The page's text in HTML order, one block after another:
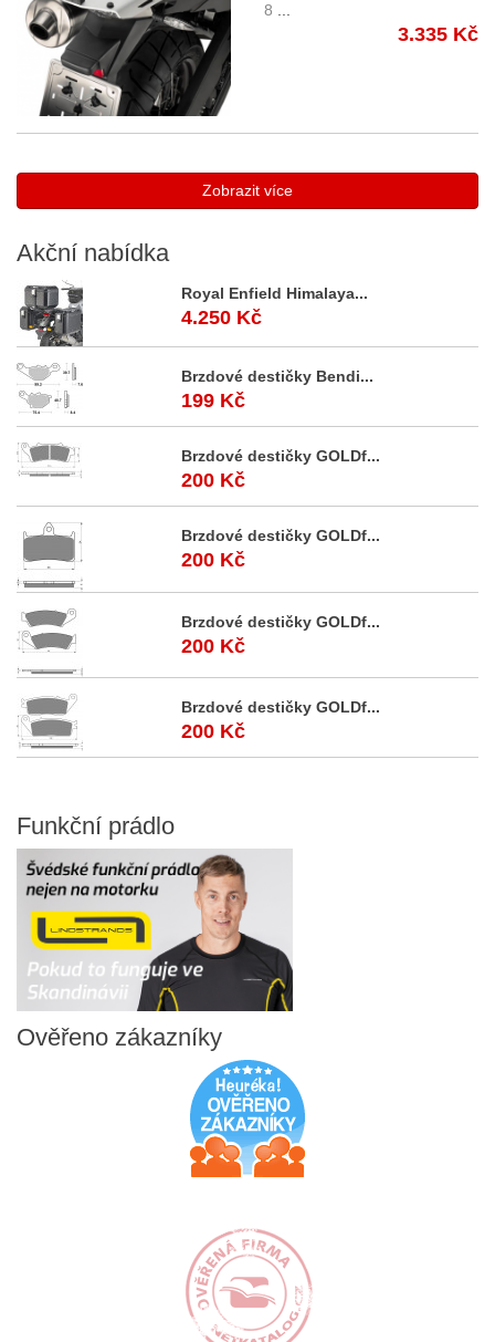
řady Monokey
8
3.335 Kč
Zobrazit více
Akční nabídka
Royal Enfield Himalaya...
4.250 Kč
Brzdové destičky Bendi...
199 Kč
Brzdové destičky GOLDf...
200 Kč
Brzdové destičky GOLDf...
200 Kč
Brzdové destičky GOLDf...
200 Kč
Brzdové destičky GOLDf...
200 Kč
Funkční prádlo
Ověřeno zákazníky